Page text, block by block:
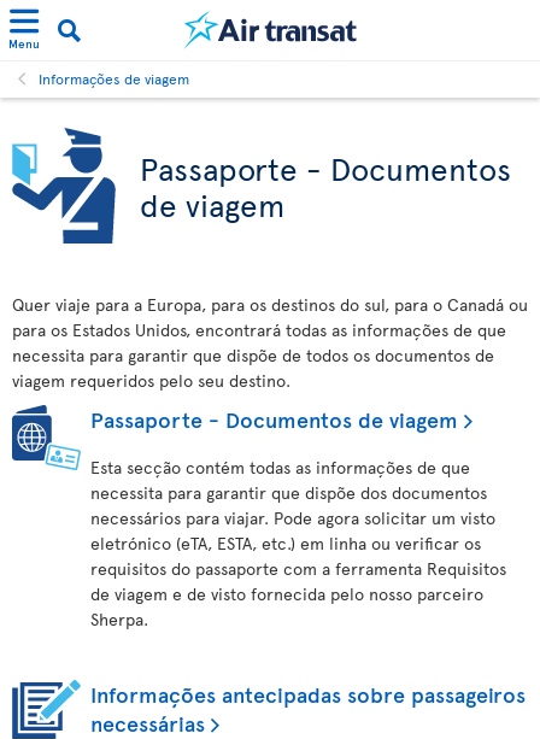
Menu
Informações de viagem
Passaporte - Documentos
de viagem
Quer viaje para a Europa, para os destinos do sul, para o Canadá ou
para os Estados Unidos, encontrará todas as informações de que
necessita para garantir que dispõe de todos os documentos de
viagem requeridos pelo seu destino.
Passaporte - Documentos de viagem
Esta secção contém todas as informações de que
necessita para garantir que dispõe dos documentos
necessários para viajar. Pode agora solicitar um visto
eletrónico (eTA, ESTA, etc.) em linha ou verificar os
requisitos do passaporte com a ferramenta Requisitos
de viagem e de visto fornecida pelo nosso parceiro
Sherpa.
Informações antecipadas sobre passageiros
necessárias